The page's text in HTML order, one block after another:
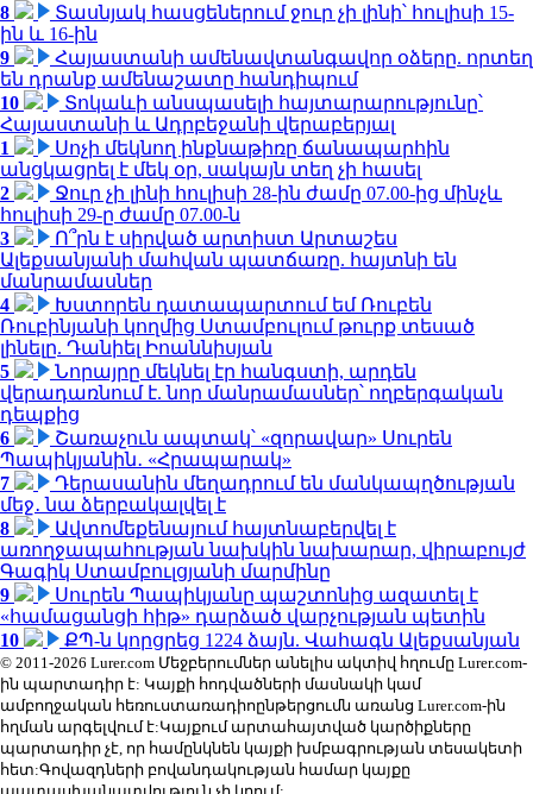
8
Տասնյակ հասցեներում ջուր չի լինի՝ հուլիսի 15-
ին և 16-ին
9
Հայաստանի ամենավտանգավոր օձերը. որտեղ
են դրանք ամենաշատը հանդիպում
10
Տոկաևի անսպասելի հայտարարությունը՝
Հայաստանի և Ադրբեջանի վերաբերյալ
1
Սոչի մեկնող ինքնաթիռը ճանապարհին
անցկացրել է մեկ օր, սակայն տեղ չի հասել
2
Ջուր չի լինի հուլիսի 28-ին ժամը 07.00-ից մինչև
հուլիսի 29-ը ժամը 07.00-ն
3
Ո՞րն է սիրված արտիստ Արտաշես
Ալեքսանյանի մահվան պատճառը. հայտնի են
մանրամասներ
4
Խստորեն դատապարտում եմ Ռուբեն
Ռուբինյանի կողմից Ստամբուլում թուրք տեսած
լինելը. Դանիել Իոաննիսյան
5
Նորայրը մեկնել էր հանգստի, արդեն
վերադառնում է. նոր մանրամասներ՝ ողբերգական
դեպքից
6
Շառաչուն ապտակ՝ «զորավար» Սուրեն
Պապիկյանին․ «Հրապարակ»
7
Դերասանին մեղադրում են մանկապղծության
մեջ․ նա ձերբակալվել է
8
Ավտոմեքենայում հայտնաբերվել է
առողջապահության նախկին նախարար, վիրաբույժ
Գագիկ Ստամբուլցյանի մարմինը
9
Սուրեն Պապիկյանը պաշտոնից ազատել է
«համացանցի հիթ» դարձած վարչության պետին
10
ՔՊ-ն կորցրեց 1224 ձայն. Վահագն Ալեքսանյան
© 2011-2026 Lurer.com Մեջբերումներ անելիս ակտիվ հղումը Lurer.com-
ին պարտադիր է: Կայքի հոդվածների մասնակի կամ
ամբողջական հեռուստառադիոընթերցումն առանց Lurer.com-ին
հղման արգելվում է:Կայքում արտահայտված կարծիքները
պարտադիր չէ, որ համընկնեն կայքի խմբագրության տեսակետի
հետ:Գովազդների բովանդակության համար կայքը